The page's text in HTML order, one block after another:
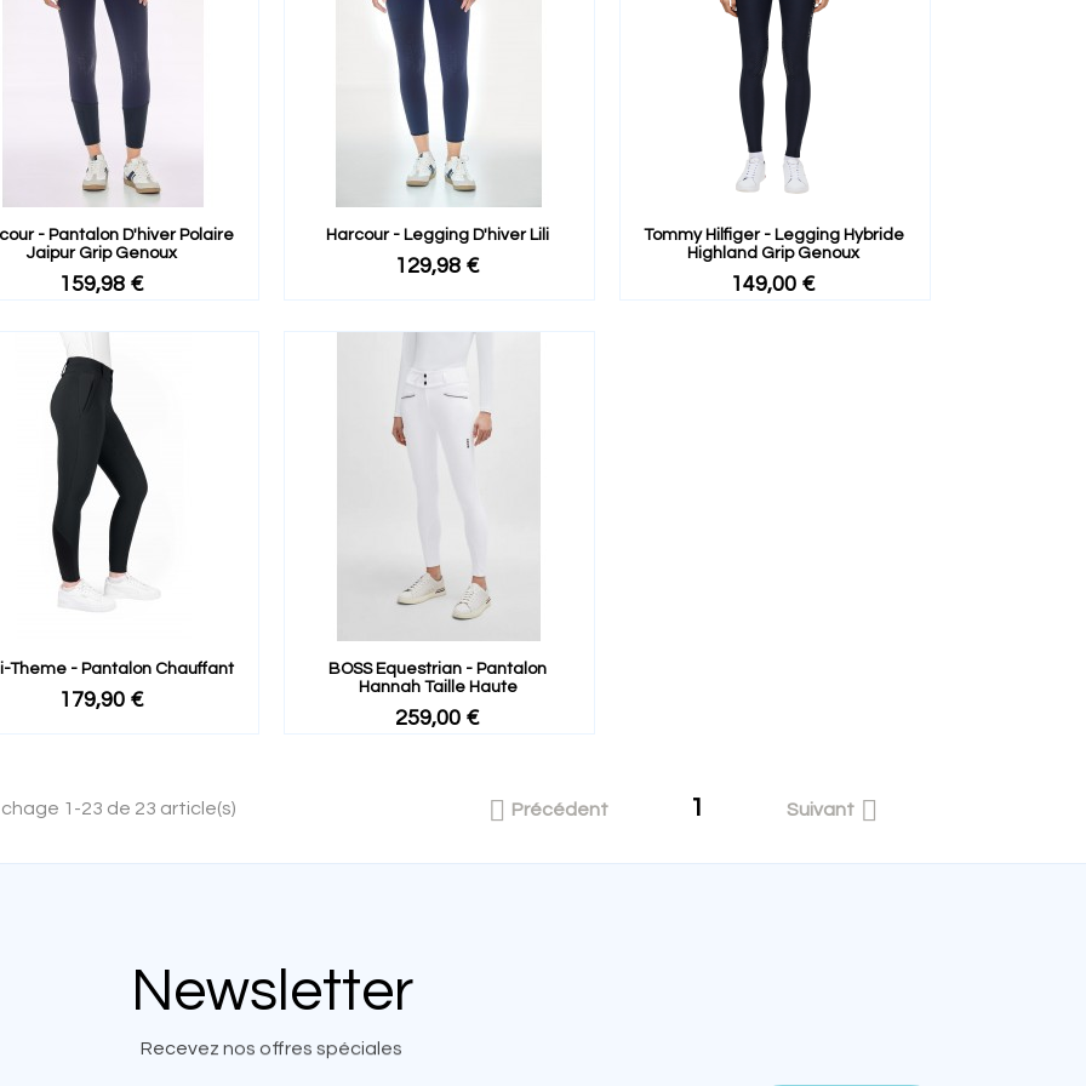
- Pantalon D'hiver Polaire
Jaipur Grip Genoux
159,98 €
Harcour - Legging D'hiver Lili
129,98 €
Tommy Hilfiger - Legging Hybride
Highland Grip Genoux
149,00 €
Theme - Pantalon Chauffant
179,90 €
BOSS Equestrian - Pantalon
Hannah Taille Haute
259,00 €
1-23 de 23 article(s)  Précédent 1 Suivant 
Newsletter
Recevez nos offres spéciales